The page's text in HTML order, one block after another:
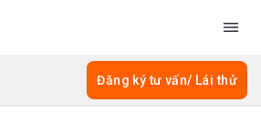
Đăng ký tư vấn/ Lái thử